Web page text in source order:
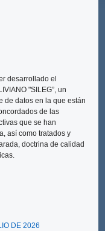
desarrollado el
"SILEG”, un
de datos en la que están
de las
que se han
así como tratados y
doctrina de calidad
DE 2026